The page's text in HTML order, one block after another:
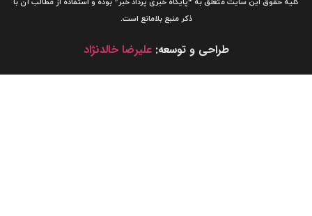
کلیه حقوق این سایت متعلق به“پایگاه خبریپرداد خبر”بوده و استفاده از مطالب آن با
ذکر منبع بلامانع است.
طراحی و توسعه:علیرضا خالدنژاد